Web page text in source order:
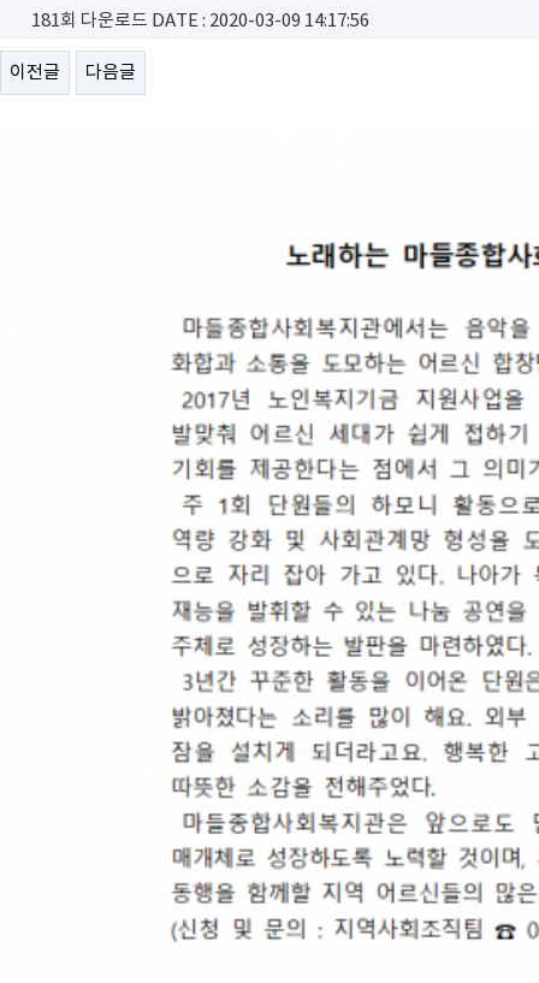
181회 다운로드 DATE : 2020-03-09 14:17:56
이전글 다음글